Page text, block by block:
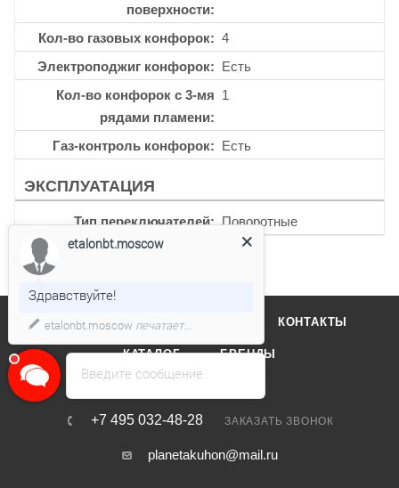
поверхности
Кол-во газовых конфорок
4
Электроподжиг конфорок
Есть
Кол-во конфорок с 3-мя
рядами пламени
1
Газ-контроль конфорок Есть
ЭКСПЛУАТАЦИЯ
Тип переключателей Поворотные
О КОМПАНИИ ОТЗЫВЫ КОНТАКТЫ
КАТАЛОГ БРЕНДЫ
+7 495 032-48-28 ЗАКАЗАТЬ ЗВОНОК
planetakuhon@mail.ru
Введите сообщение
etalonbt.moscow
Здравствуйте!
etalonbt.moscow печатает...